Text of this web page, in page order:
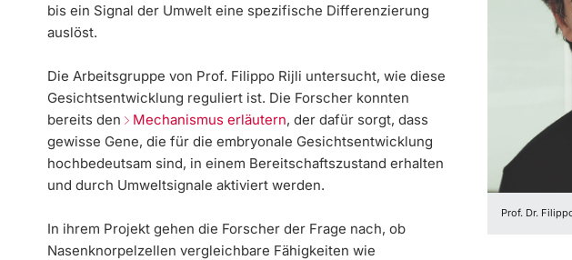
Prof. Dr.
bis ein Signal der Umwelt eine spezifische Differenzierung
auslöst.
Die Arbeitsgruppe von Prof. Filippo Rijli untersucht, wie diese
Gesichtsentwicklung reguliert ist. Die Forscher konnten
bereits den Mechanismus erläutern, der dafür sorgt, dass
gewisse Gene, die für die embryonale Gesichtsentwick­lung
hochbe­deutsam sind, in einem Bereitschaftszustand erhalten
und durch Umweltsignale aktiviert werden.
In ihrem Projekt gehen die Forscher der Frage nach, ob
Nasenknorpelzellen vergleichbare Fähigkeiten wie